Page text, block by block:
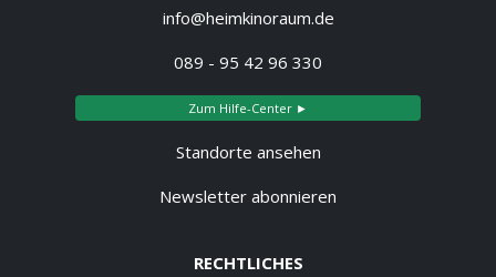
info@heimkinoraum.de
089 - 95 42 96 330
Zum Hilfe-Center ►
Standorte ansehen
Newsletter abonnieren
RECHTLICHES